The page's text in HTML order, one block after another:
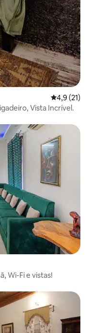
4,9 de uma
4,9 (21)
Vista Incrível.
Wi-Fi e vistas!